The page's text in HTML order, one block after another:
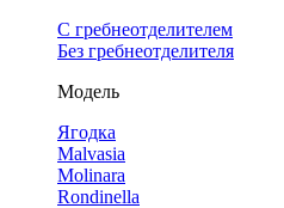
С гребнеотделителем
Без гребнеотделителя
Модель
Ягодка
Malvasia
Molinara
Rondinella